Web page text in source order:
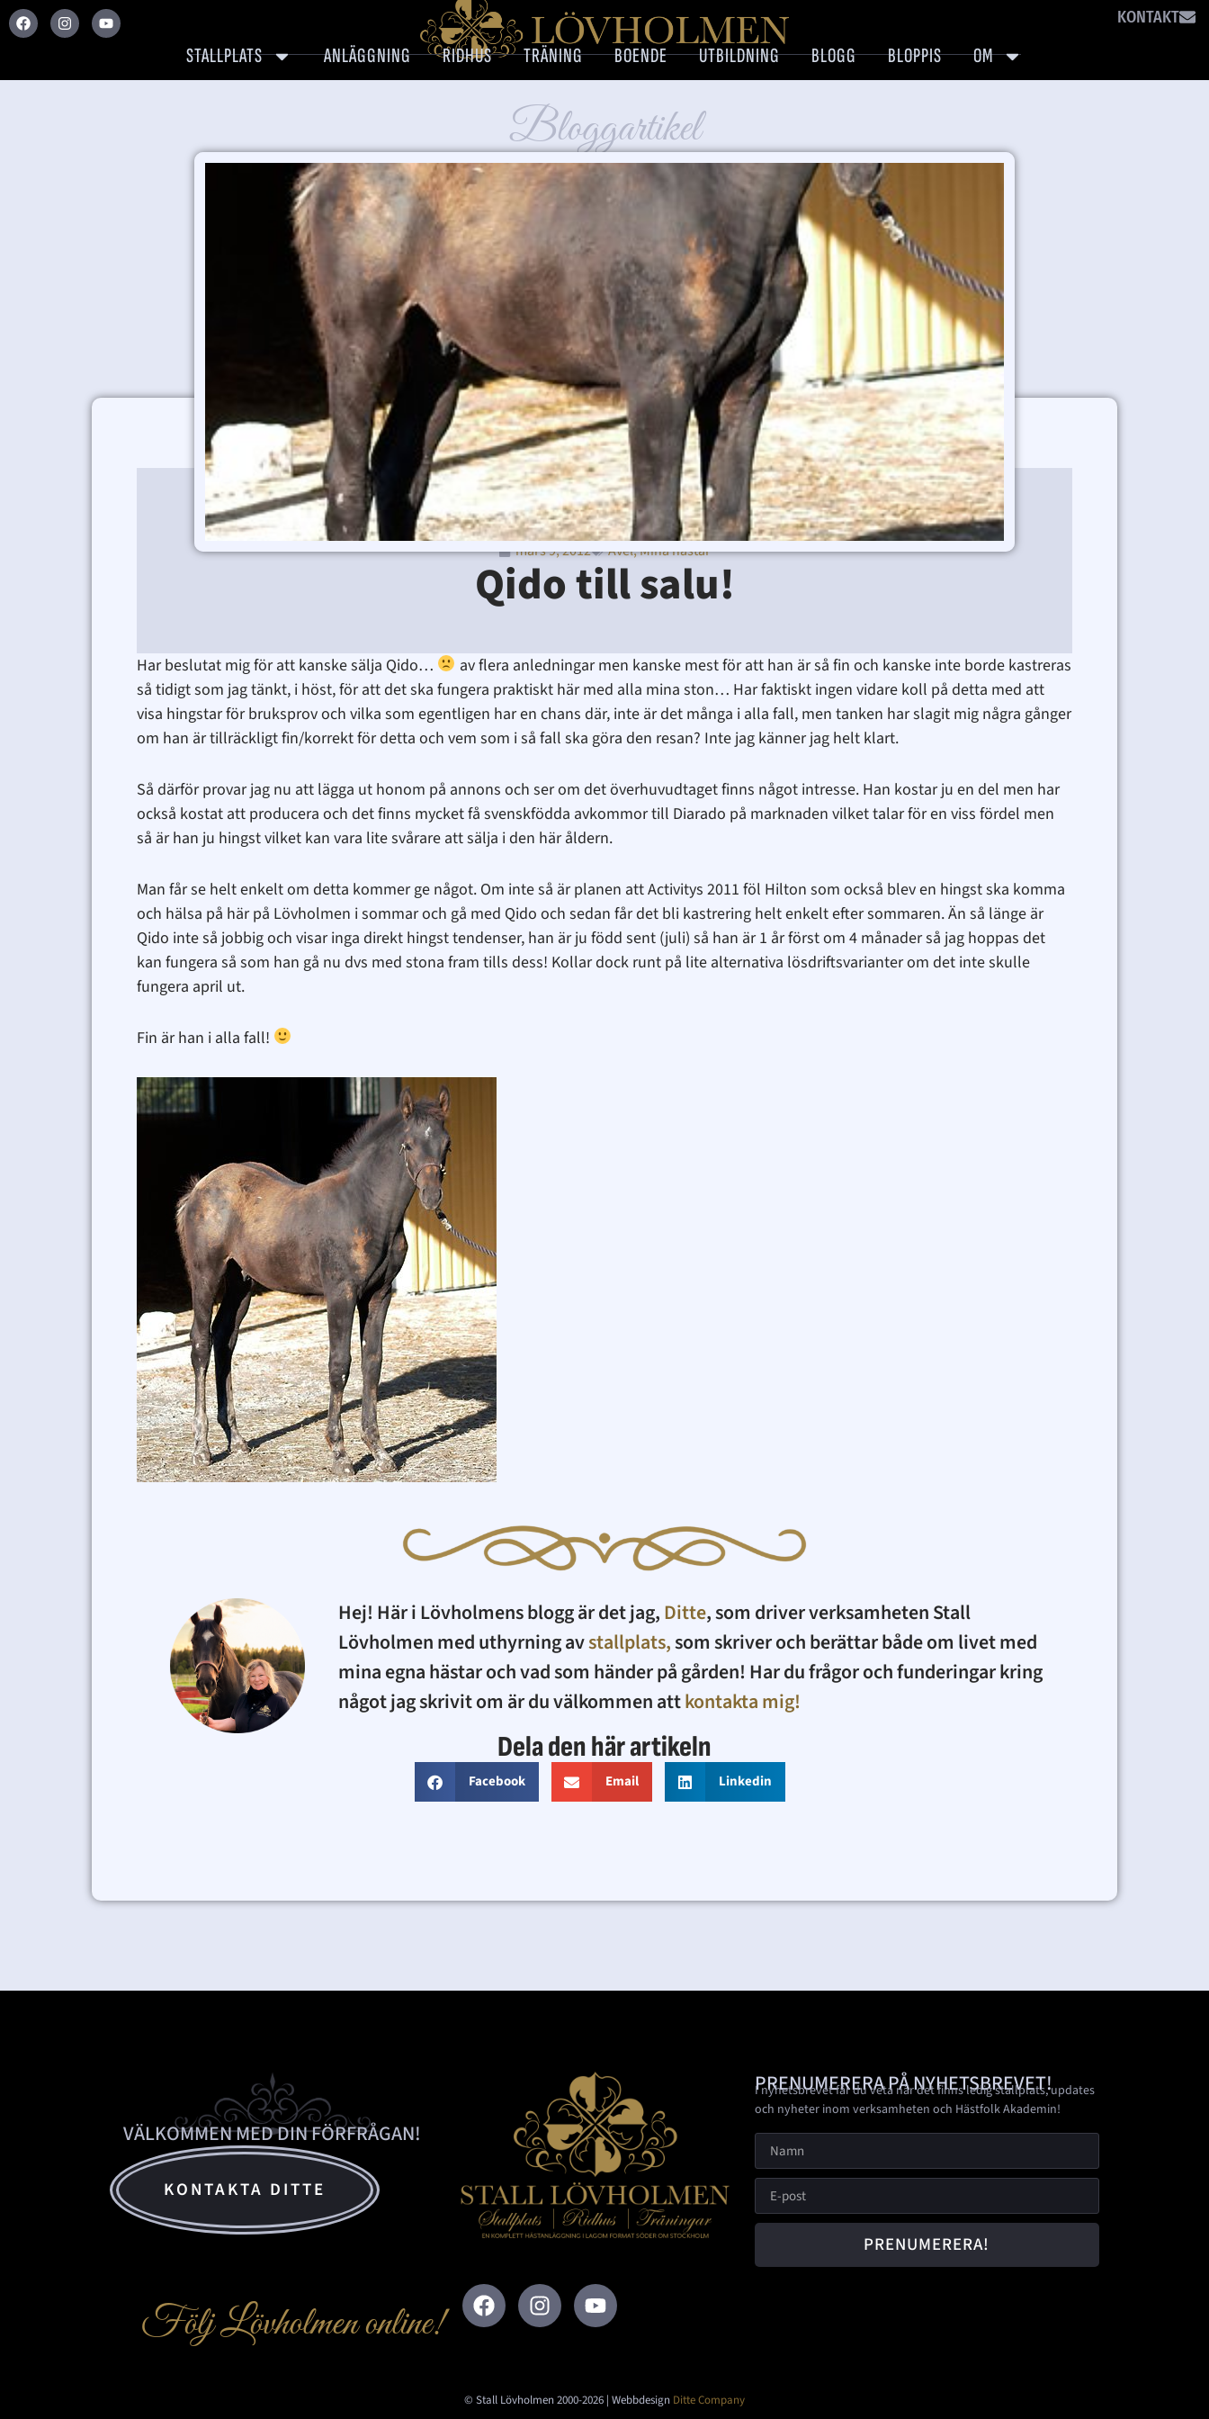
KONTAKT
STALLPLATS ANLÄGGNING RIDHUS TRÄNING BOENDE UTBILDNING BLOGG BLOPPIS OM
Bloggartikel
Ditte Lindbom mars 9, 2012 1:07 e m Inga kommentarer
mars 9, 2012 Avel,Mina hästar
Qido till salu!
Har beslutat mig för att kanske sälja Qido…
av flera anledningar men kanske mest för att han är så fin och kanske inte borde kastreras
så tidigt som jag tänkt, i höst, för att det ska fungera praktiskt här med alla mina ston… Har faktiskt ingen vidare koll på detta med att
visa hingstar för bruksprov och vilka som egentligen har en chans där, inte är det många i alla fall, men tanken har slagit mig några gånger
om han är tillräckligt fin/korrekt för detta och vem som i så fall ska göra den resan? Inte jag känner jag helt klart.
Så därför provar jag nu att lägga ut honom på annons och ser om det överhuvudtaget finns något intresse. Han kostar ju en del men har
också kostat att producera och det finns mycket få svenskfödda avkommor till Diarado på marknaden vilket talar för en viss fördel men
så är han ju hingst vilket kan vara lite svårare att sälja i den här åldern.
Man får se helt enkelt om detta kommer ge något. Om inte så är planen att Activitys 2011 föl Hilton som också blev en hingst ska komma
och hälsa på här på Lövholmen i sommar och gå med Qido och sedan får det bli kastrering helt enkelt efter sommaren. Än så länge är
Qido inte så jobbig och visar inga direkt hingst tendenser, han är ju född sent (juli) så han är 1 år först om 4 månader så jag hoppas det
kan fungera så som han gå nu dvs med stona fram tills dess! Kollar dock runt på lite alternativa lösdriftsvarianter om det inte skulle
fungera april ut.
Fin är han i alla fall!
Hej! Här i Lövholmens blogg är det jag,Ditte, som driver verksamheten Stall
Lövholmen med uthyrning avstallplats,som skriver och berättar både om livet med
mina egna hästar och vad som händer på gården! Har du frågor och funderingar kring
något jag skrivit om är du välkommen attkontakta mig!
Dela den här artikeln
Facebook Email Linkedin
VÄLKOMMEN MED DIN FÖRFRÅGAN!
KONTAKTA DITTE
PRENUMERERA PÅ NYHETSBREVET!
I nyhetsbrevet får du veta när det finns ledig stallplats, updates
och nyheter inom verksamheten och Hästfolk Akademin!
PRENUMERERA!
Följ Lövholmen online!
© Stall Lövholmen 2000-2026 | Webbdesign Ditte Company